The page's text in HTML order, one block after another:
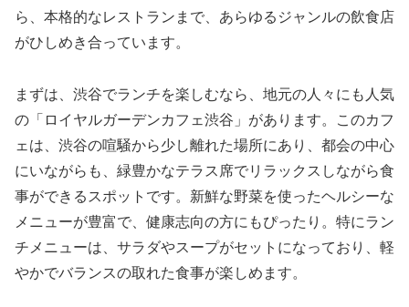
ら、本格的なレストランまで、あらゆるジャンルの飲食店
がひしめき合っています。
まずは、渋谷でランチを楽しむなら、地元の人々にも人気
の「ロイヤルガーデンカフェ渋谷」があります。このカフ
ェは、渋谷の喧騒から少し離れた場所にあり、都会の中心
にいながらも、緑豊かなテラス席でリラックスしながら食
事ができるスポットです。新鮮な野菜を使ったヘルシーな
メニューが豊富で、健康志向の方にもぴったり。特にラン
チメニューは、サラダやスープがセットになっており、軽
やかでバランスの取れた食事が楽しめます。